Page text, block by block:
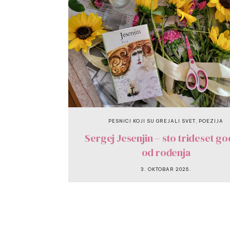
PESNICI KOJI SU GREJALI SVET POEZIJA
Sergej Jesenjin – sto trideset
od rođenja
3. OKTOBAR 2025.